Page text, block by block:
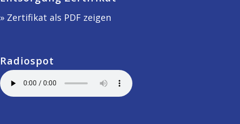
» Zertifikat als PDF zeigen
Radiospot